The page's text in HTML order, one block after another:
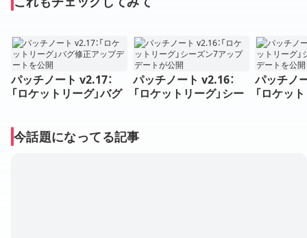
パッチノート v2.17：
「ロケットリーグ」バグ
パッチノート v2.16：
「ロケットリーグ」シー
パッチノ
「ロケッ
今話題になってる記事